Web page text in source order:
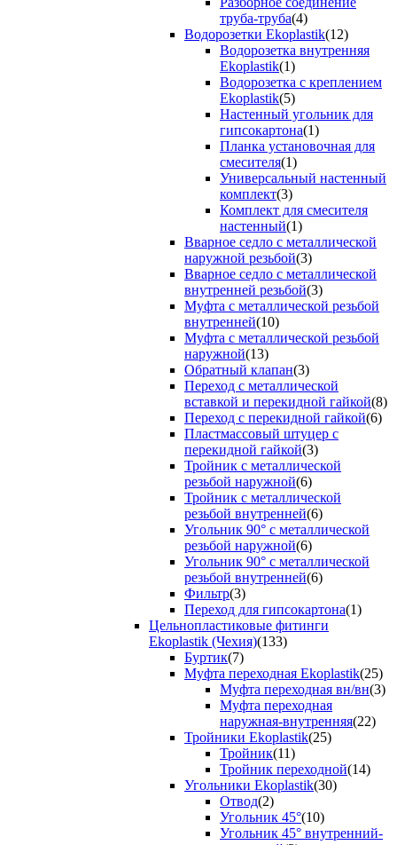
труба-труба(4)
Водорозетки Ekoplastik(12)
Водорозетка внутренняя
Ekoplastik(1)
Водорозетка с креплением
Ekoplastik(5)
Настенный угольник для
гипсокартона(1)
Планка установочная для
смесителя(1)
Универсальный настенный
комплект(3)
Комплект для смесителя
настенный(1)
Вварное седло с металлической
наружной резьбой(3)
Вварное седло с металлической
внутренней резьбой(3)
Муфта с металлической резьбой
внутренней(10)
Муфта с металлической резьбой
наружной(13)
Обратный клапан(3)
Переход с металлической
вставкой и перекидной гайкой(8)
Переход с перекидной гайкой(6)
Пластмассовый штуцер с
перекидной гайкой(3)
Тройник с металлической
резьбой наружной(6)
Тройник с металлической
резьбой внутренней(6)
Угольник 90° с металлической
резьбой наружной(6)
Угольник 90° с металлической
резьбой внутренней(6)
Фильтр(3)
Переход для гипсокартона(1)
Цельнопластиковые фитинги
Ekoplastik (Чехия)(133)
Буртик(7)
Муфта переходная Ekoplastik(25)
Муфта переходная вн/вн(3)
Муфта переходная
наружная-внутренняя(22)
Тройники Ekoplastik(25)
Тройник(11)
Тройник переходной(14)
Угольники Ekoplastik(30)
Отвод(2)
Угольник 45°(10)
Угольник 45° внутренний-